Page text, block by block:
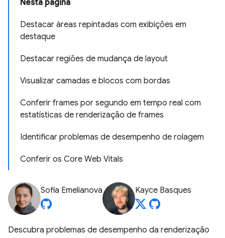
Nesta página
Destacar áreas repintadas com exibições em
destaque
Destacar regiões de mudança de layout
Visualizar camadas e blocos com bordas
Conferir frames por segundo em tempo real com
estatísticas de renderização de frames
Identificar problemas de desempenho de rolagem
Conferir os Core Web Vitals
Sofia Emelianova Kayce Basques
Descubra problemas de desempenho da renderização